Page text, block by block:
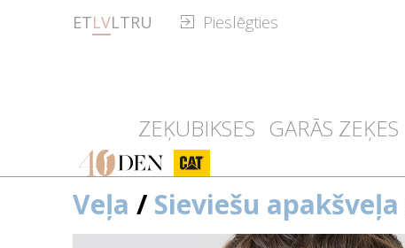
ETLVLTRU Pieslēgties
ZEĶUBIKSES GARĀS ZEĶES
40den
Veļa / Sieviešu apakšveļa